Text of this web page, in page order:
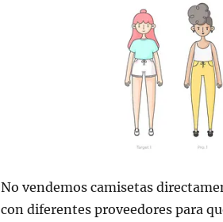
No vendemos camisetas
con diferentes proveedores para